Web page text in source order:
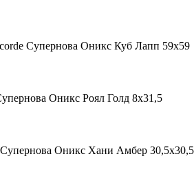
Супернова Оникс Куб Лапп 59х59
Оникс Роял Голд 8х31,5
Оникс Хани Амбер 30,5х30,5